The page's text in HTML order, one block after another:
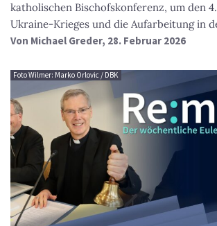
katholischen Bischofskonferenz, um den
Ukraine-Krieges und die Aufarbeitung in
Von Michael Greder, 28. Februar 2026
Foto Wilmer: Marko Orlovic / DBK